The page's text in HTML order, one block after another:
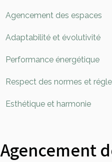
Agencement des espaces
Adaptabilité et évolutivité
Performance énergétique
Respect des normes et
Esthétique et harmonie
Agencement